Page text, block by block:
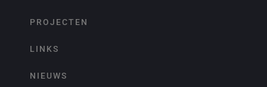
PROJECTEN
LINKS
NIEUWS